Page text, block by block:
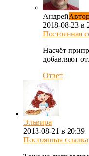
Андрей
2018-08-23 в
Постоянная
Насчёт
добавляют
Ответ
Эльвира
2018-08-21 в 20:39
Постоянная ссылка